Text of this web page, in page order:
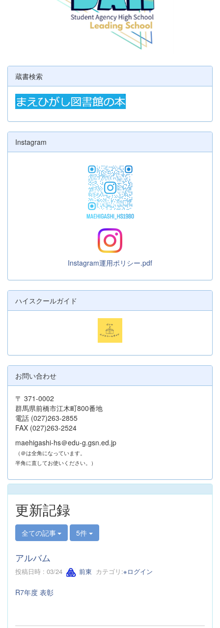
蔵書検索
Instagram
Instagram運用ポリシー.pdf
ハイスクールガイド
お問い合わせ
〒 371-0002
群馬県前橋市江木町800番地
電話 (027)263-2855
FAX (027)263-2524
maehigashi-hs＠edu-g.gsn.ed.jp
（＠は全角になっています。
半角に直してお使いください。）
更新記録
全ての記事 5件
アルバム
投稿日時 : 03/24 前東 カテゴリ:※ログイン
R7年度 表彰